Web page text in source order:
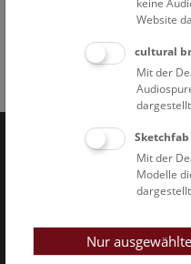
Follow us on
Naturhistorisches Museum
keine
Website
cultural
Mit der
Mit der
Modelle
Nur